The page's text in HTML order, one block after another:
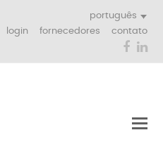
português
login
fornecedores contato